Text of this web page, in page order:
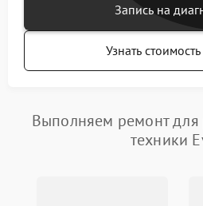
Запись на
Узнать
Выполняем ремонт для
техники